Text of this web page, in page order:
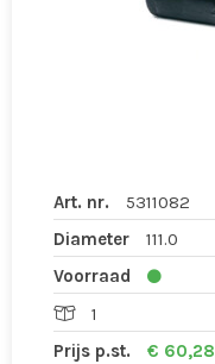
Art. nr.
5311082
Diameter
111.0
Voorraad
1
Prijs p.st.
€ 60,28